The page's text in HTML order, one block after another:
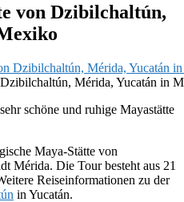
von Dzibilchaltún,
Mérida, Yucatán in
schöne und ruhige Mayastätte
Maya-Stätte von
Mérida. Die Tour besteht aus 21
Reiseinformationen zu der
in Yucatán.